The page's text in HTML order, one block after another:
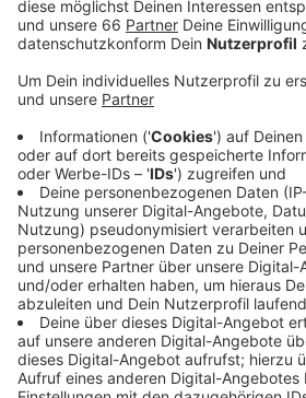
Zahlen aus dem
Veröffentlicht:Mittwoch, 20.01.2021
Anzeige
Aktuell sind heute noch 351
nachweislich mit dem Virus
Menschen als gestern. Auch der
Index ist auf 77 zurückgegangen.
haben sich bis zu den aktuellen
über 10.000 Düsseldorfer impfen
gestern waren es mehr als 1.200